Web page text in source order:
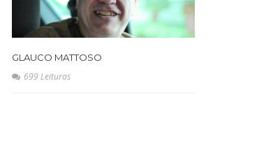
GLAUCO MATTOSO
699 Leituras